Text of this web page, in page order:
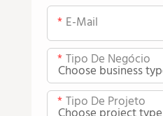
E-Mail
Tipo De Negócio
Tipo De Projeto